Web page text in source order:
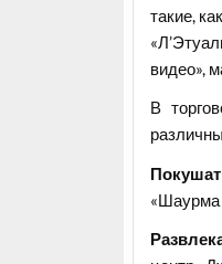
такие,
видео»,
В
«Шаурма